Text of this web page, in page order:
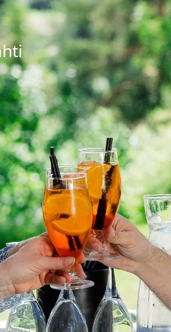
info eli UKK
& kartat
ja peruutusehdot
lomat & kuntoutus